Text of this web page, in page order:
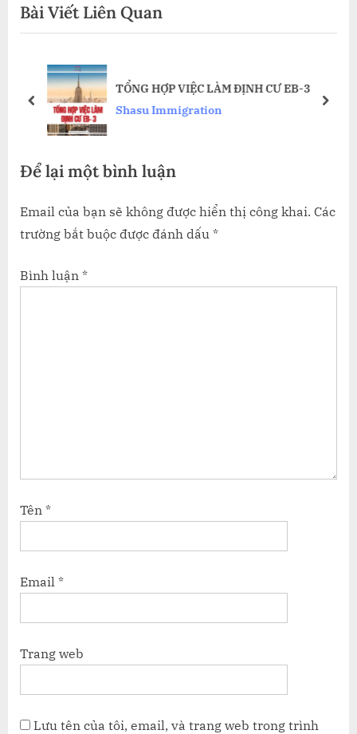
u
s
s
t
P
t
Bài Viết Liên Quan
TỔNG HỢP VIỆC LÀM ĐỊNH CƯ EB-3
Shasu Immigration
prev next
Để lại một bình luận
Email của bạn sẽ không được hiển thị công khai. Các
trường bắt buộc được đánh dấu *
Bình luận *
Tên *
Email *
Trang web
Lưu tên của tôi, email, và trang web trong trình